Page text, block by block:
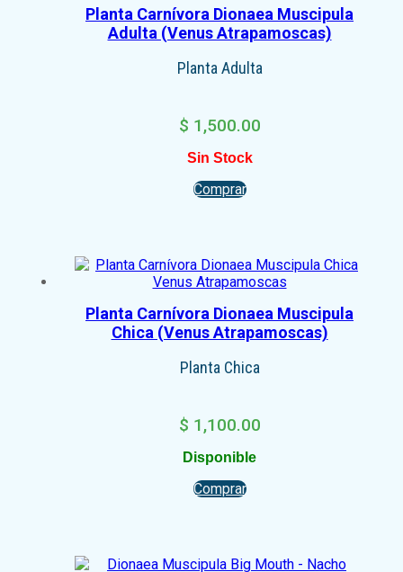
Planta Carnívora Dionaea Muscipula
Adulta (Venus Atrapamoscas)
Planta Adulta
$ 1,500.00
Sin Stock
Comprar
Planta Carnívora Dionaea Muscipula
Chica (Venus Atrapamoscas)
Planta Chica
$ 1,100.00
Disponible
Comprar